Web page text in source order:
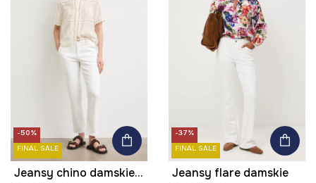
-50%
FINAL SALE
Jeansy chino damskie regular waist
-37%
FINAL SALE
Jeansy flare damskie